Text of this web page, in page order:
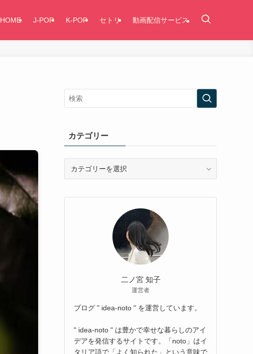
HOME J-POP K-POP セトリ 動画配信サービス
カテゴリー
リ
二ノ宮 知子
運営者
ブログ " idea-noto " を運営しています。
" idea-noto " は豊かで幸せな暮らしのアイ
デアを発信するサイトです。「noto」はイ
タリア語で「よく知られた」という意味で